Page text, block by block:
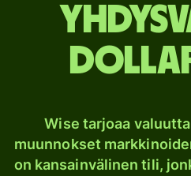
Wise tarjoaa
muunnokset
on kansainvälinen tili,